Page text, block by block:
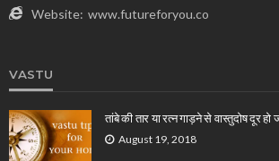
Website: www.futureforyou.co
VASTU
तांबे की तार या रत्न गाड़ने से वास्तुदोष दूर हो
August 19, 2018